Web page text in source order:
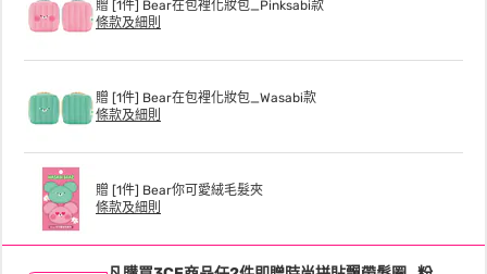
贈 [1件] Bear在包裡化妝包_Pinksabi款
條款及細則
贈 [1件] Bear在包裡化妝包_Wasabi款
條款及細則
贈 [1件] Bear你可愛絨毛髮夾
條款及細則